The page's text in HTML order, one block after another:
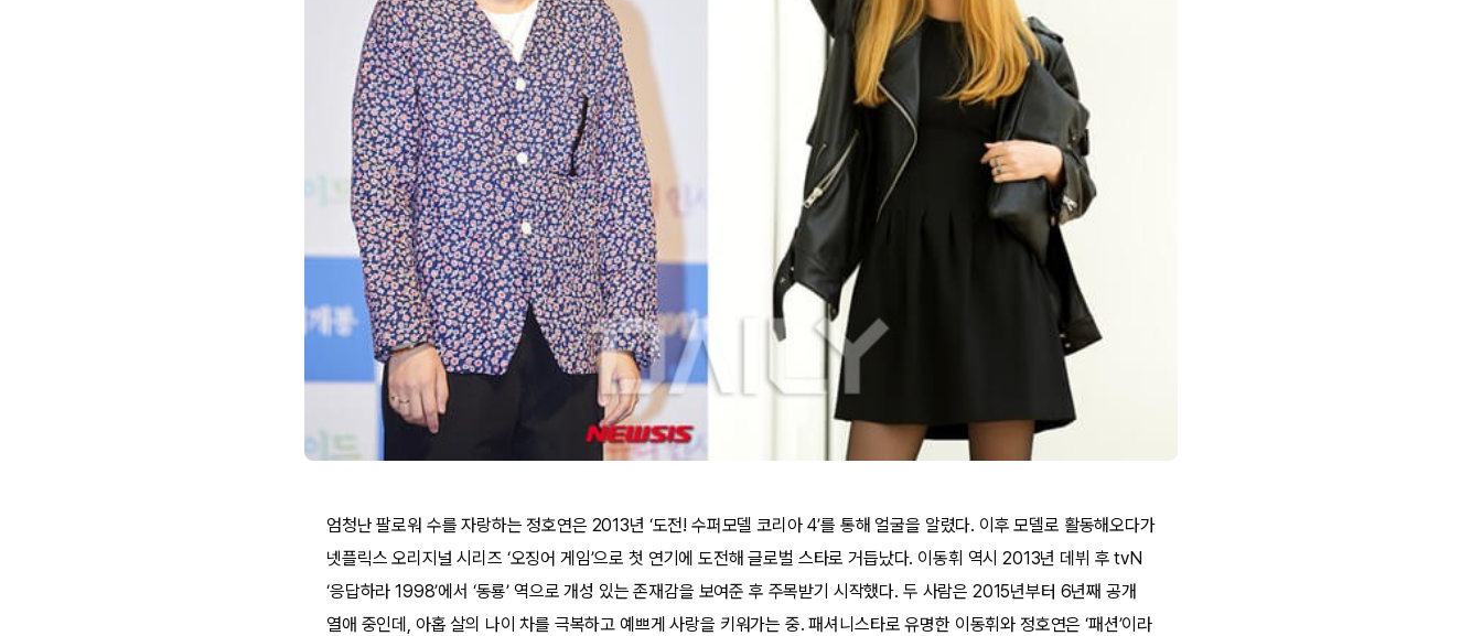
엄청난 팔로워 수를 자랑하는 정호연은 2013년 ‘도전! 수퍼모델 코리아 4’를 통해 얼굴을 알렸다. 이후 모델로 활동해오다가
넷플릭스 오리지널 시리즈 ‘오징어 게임’으로 첫 연기에 도전해 글로벌 스타로 거듭났다. 이동휘 역시 2013년 데뷔 후 tvN
‘응답하라 1998’에서 ‘동룡’ 역으로 개성 있는 존재감을 보여준 후 주목받기 시작했다. 두 사람은 2015년부터 6년째 공개
열애 중인데, 아홉 살의 나이 차를 극복하고 예쁘게 사랑을 키워가는 중. 패셔니스타로 유명한 이동휘와 정호연은 ‘패션’이라